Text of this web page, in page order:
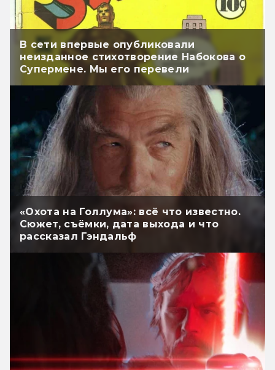
В сети впервые опубликовали
неизданное стихотворение Набокова о
Супермене. Мы его перевели
«Охота на Голлума»: всё что известно.
Сюжет, съёмки, дата выхода и что
рассказал Гэндальф